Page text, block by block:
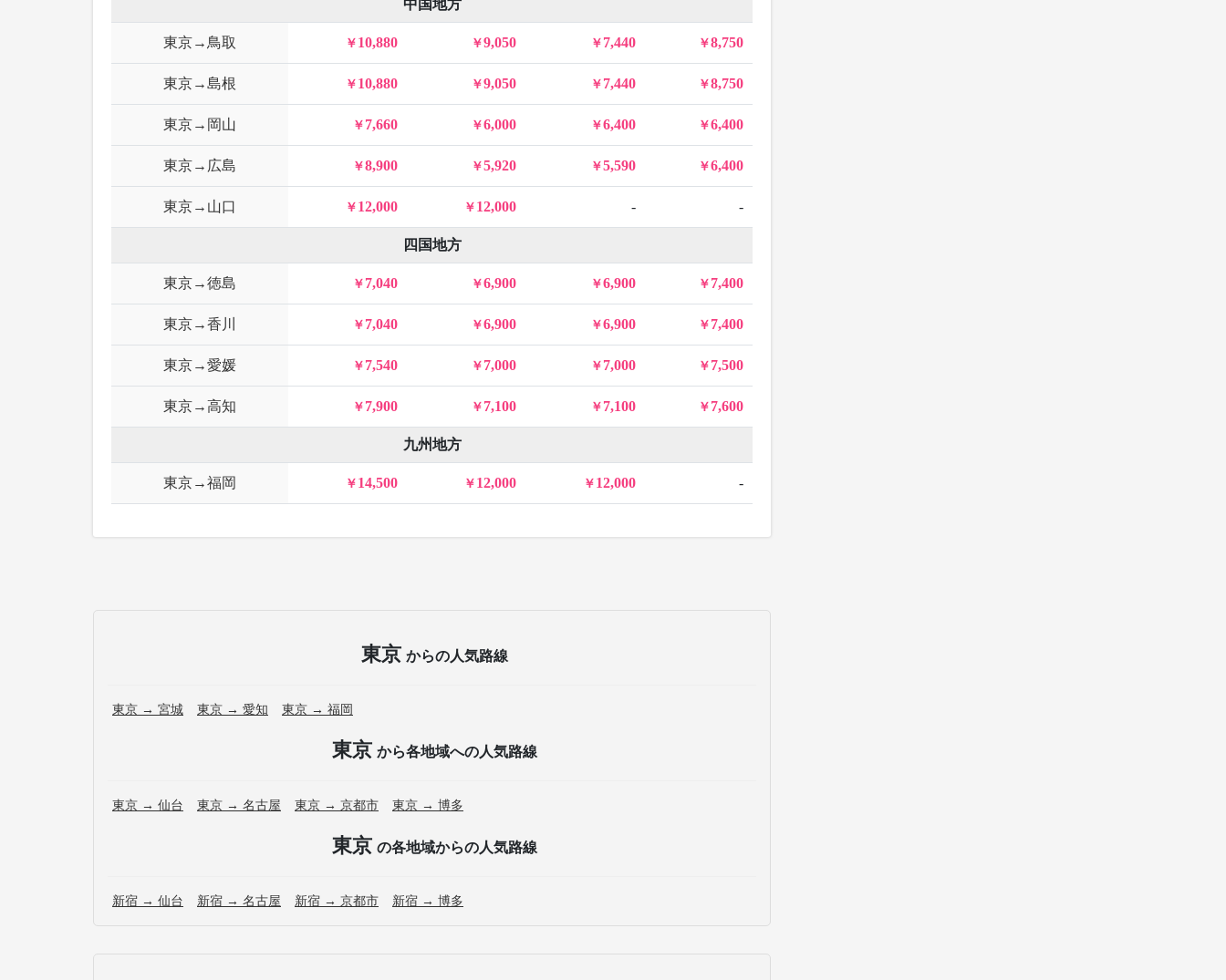
中国地方
東京→鳥取 10,880 9,050 7,440 8,750
東京→島根 10,880 9,050 7,440 8,750
東京→岡山 7,660 6,000 6,400 6,400
東京→広島 8,900 5,920 5,590 6,400
東京→山口 12,000 12,000 - -
四国地方
東京→徳島 7,040 6,900 6,900 7,400
東京→香川 7,040 6,900 6,900 7,400
東京→愛媛 7,540 7,000 7,000 7,500
東京→高知 7,900 7,100 7,100 7,600
九州地方
東京→福岡 14,500 12,000 12,000 -
東京 からの人気路線
東京 → 宮城 東京 → 愛知 東京 → 福岡
東京 から各地域への人気路線
東京 → 仙台 東京 → 名古屋 東京 → 京都市 東京 → 博多
東京 の各地域からの人気路線
新宿 → 仙台 新宿 → 名古屋 新宿 → 京都市 新宿 → 博多